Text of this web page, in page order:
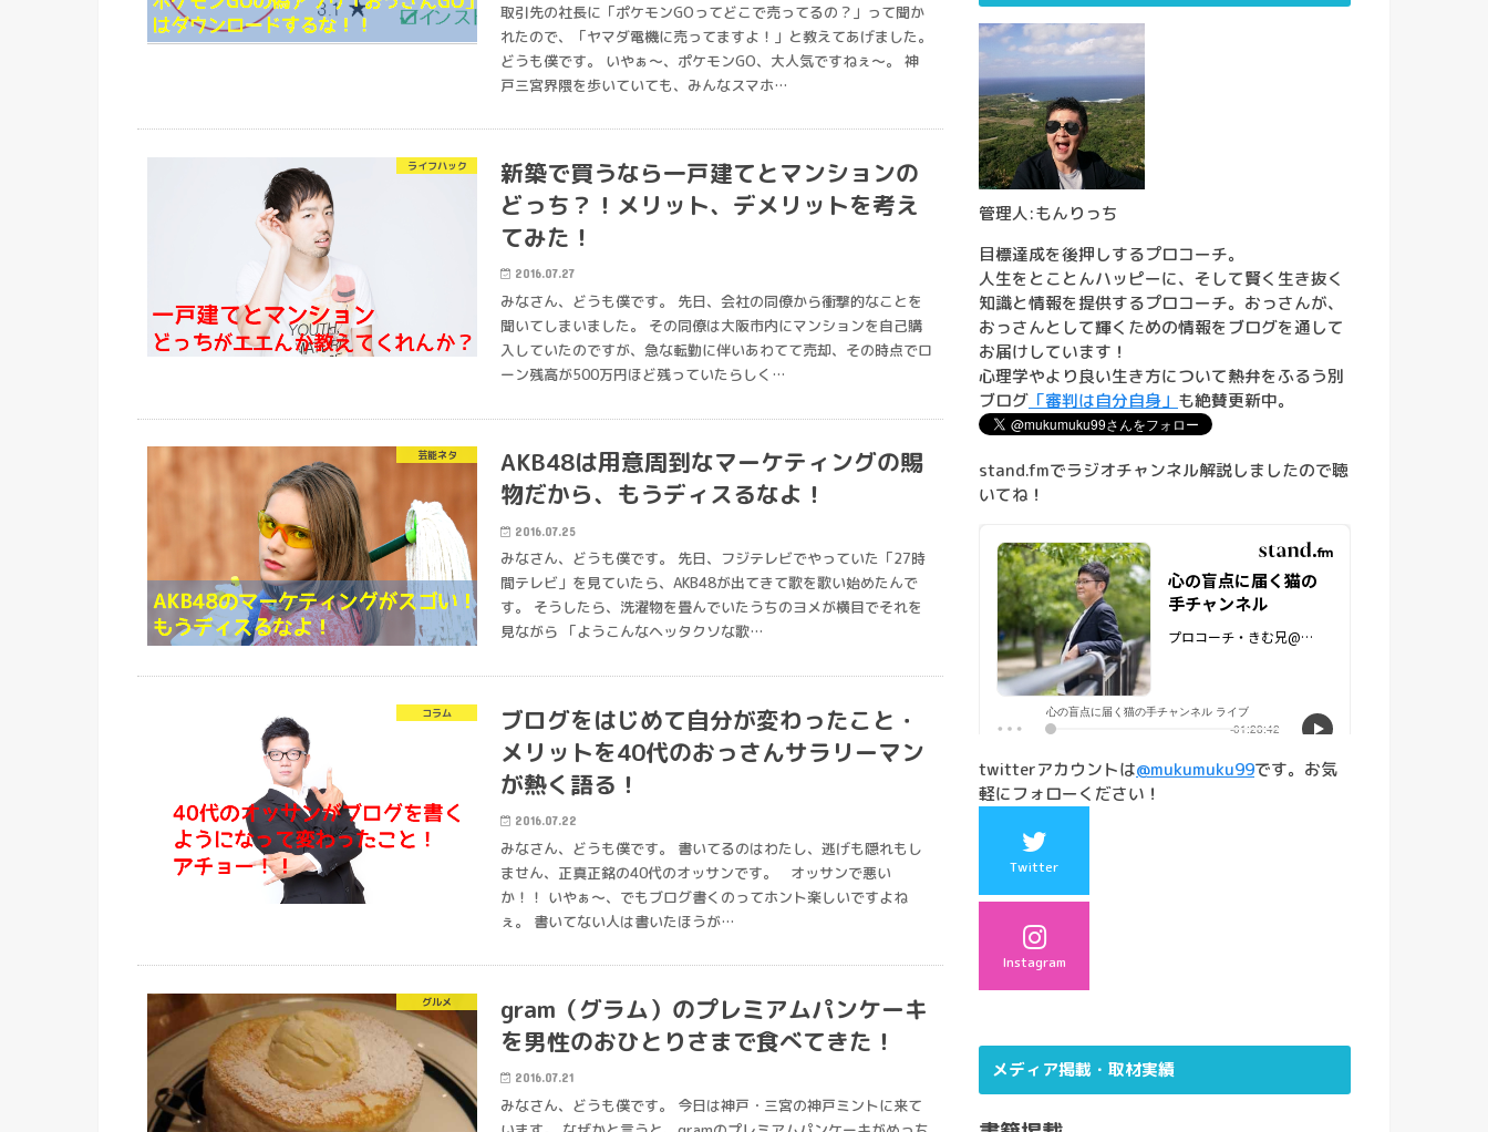
取引先の社長に「ポケモンGOってどこで売ってるの？」って聞か
れたので、「ヤマダ電機に売ってますよ！」と教えてあげました。
どうも僕です。 いやぁ～、ポケモンGO、大人気ですねぇ～。 神
戸三宮界隈を歩いていても、みんなスマホ…
ライフハック
新築で買うなら一戸建てとマンションの
どっち？！メリット、デメリットを考え
てみた！
2016.07.27
みなさん、どうも僕です。 先日、会社の同僚から衝撃的なことを
聞いてしまいました。 その同僚は大阪市内にマンションを自己購
入していたのですが、急な転勤に伴いあわてて売却、その時点でロ
ーン残高が500万円ほど残っていたらしく…
芸能ネタ
AKB48は用意周到なマーケティングの賜
物だから、もうディスるなよ！
2016.07.25
みなさん、どうも僕です。 先日、フジテレビでやっていた「27時
間テレビ」を見ていたら、AKB48が出てきて歌を歌い始めたんで
す。 そうしたら、洗濯物を畳んでいたうちのヨメが横目でそれを
見ながら 「ようこんなヘッタクソな歌…
コラム
ブログをはじめて自分が変わったこと・
メリットを40代のおっさんサラリーマン
が熱く語る！
2016.07.22
みなさん、どうも僕です。 書いてるのはわたし、逃げも隠れもし
ません、正真正銘の40代のオッサンです。 オッサンで悪い
か！！ いやぁ～、でもブログ書くのってホント楽しいですよね
ぇ。 書いてない人は書いたほうが…
グルメ
gram（グラム）のプレミアムパンケーキ
を男性のおひとりさまで食べてきた！
2016.07.21
みなさん、どうも僕です。 今日は神戸・三宮の神戸ミントに来て
管理人:もんりっち
目標達成を後押しするプロコーチ。
人生をとことんハッピーに、そして賢く生き抜く
知識と情報を提供するプロコーチ。おっさんが、
おっさんとして輝くための情報をブログを通して
お届けしています！
心理学やより良い生き方について熱弁をふるう別
ブログ 「審判は自分自身」 も絶賛更新中。
stand.fmでラジオチャンネル解説しましたので聴
いてね！
twitterアカウントは@mukumuku99です。お気
軽にフォローください！
Twitter
Instagram
メディア掲載・取材実績